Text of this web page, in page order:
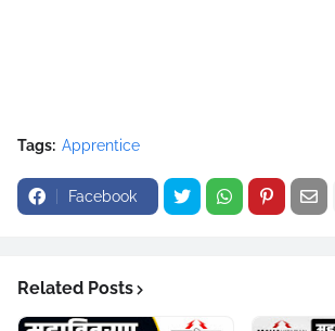
Tags: Apprentice
Facebook
Related Posts